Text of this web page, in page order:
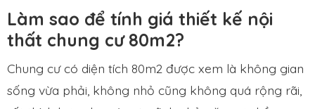
Làm sao để tính giá thiết kế nội
thất chung cư 80m2?
Chung cư có diện tích 80m2 được xem là không gian
sống vừa phải, không nhỏ cũng không quá rộng rãi,